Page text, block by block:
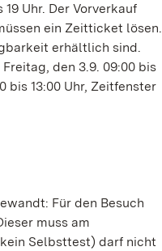
Uhr. Der Vorverkauf
ein Zeitticket lösen.
erhältlich sind.
den 3.9. 09:00 bis
bis 13:00 Uhr, Zeitfenster
Für den Besuch
muss am
Selbsttest) darf nicht